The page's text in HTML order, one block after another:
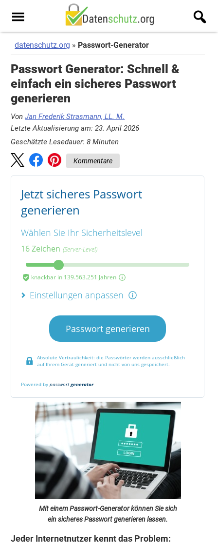
Inhalt
springen
Seitenspalte
springen
Men
datenschutz.org Passwort-Generator
Passwort Generator: Schnell &
einfach ein sicheres Passwort
generieren
VonJan Frederik Strasmann, LL. M.
Letzte Aktualisierung am: 23. April 2026
Geschätzte Lesedauer: 8 Minuten
Kommentare
Mit einem Passwort-Generator können Sie sich
ein sicheres Passwort generieren lassen.
Jeder Internetnutzer kennt das Problem: